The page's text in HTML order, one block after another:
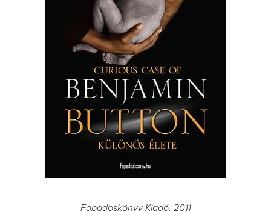
Fapadoskönyv Kiadó, 2011